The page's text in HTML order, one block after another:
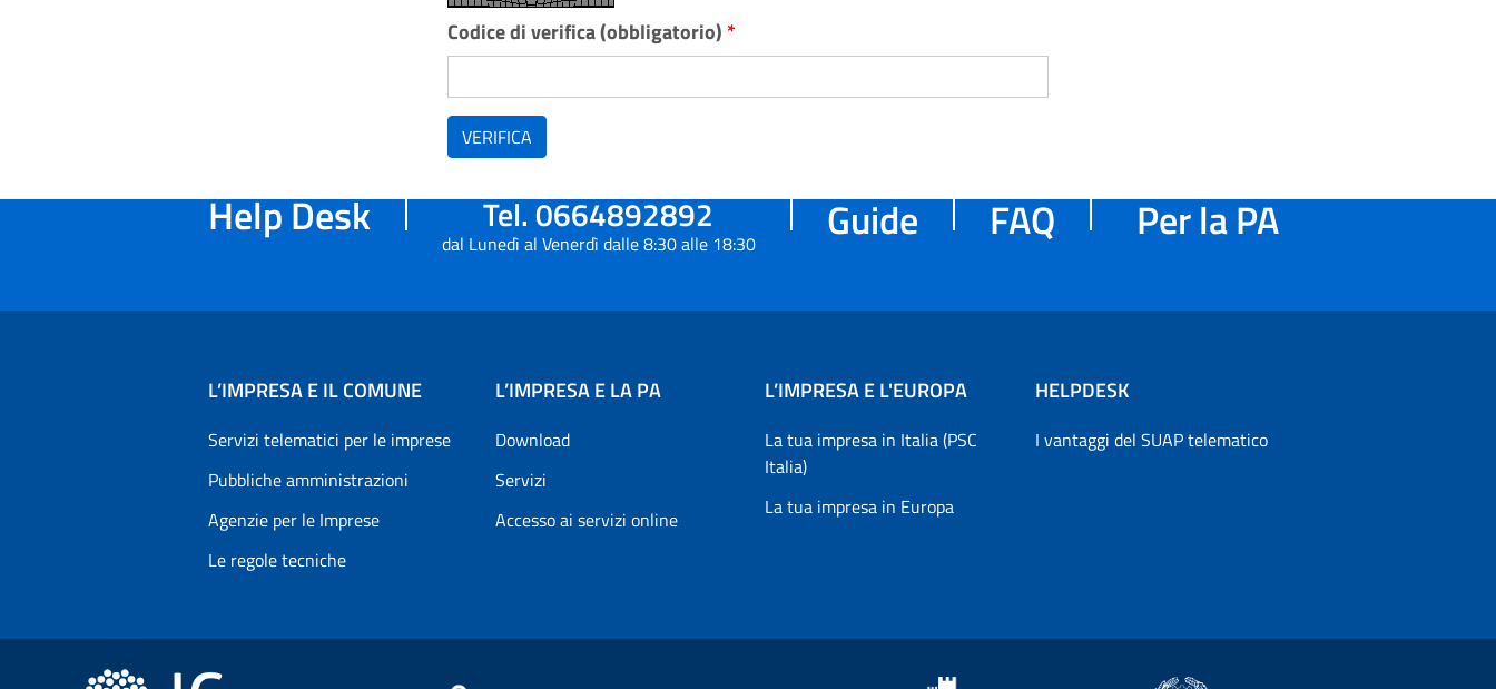
Codice di verifica (obbligatorio) *
VERIFICA
Help Desk Tel. 0664892892
dal Lunedì al Venerdì dalle 8:30 alle 18:30 Guide FAQ Per la PA
L’IMPRESA E IL COMUNE
Servizi telematici per le imprese
Pubbliche amministrazioni
Agenzie per le Imprese
Le regole tecniche
L’IMPRESA E LA PA
Download
Servizi
Accesso ai servizi online
L’IMPRESA E L'EUROPA
La tua impresa in Italia (PSC
Italia)
La tua impresa in Europa
HELPDESK
I vantaggi del SUAP telematico